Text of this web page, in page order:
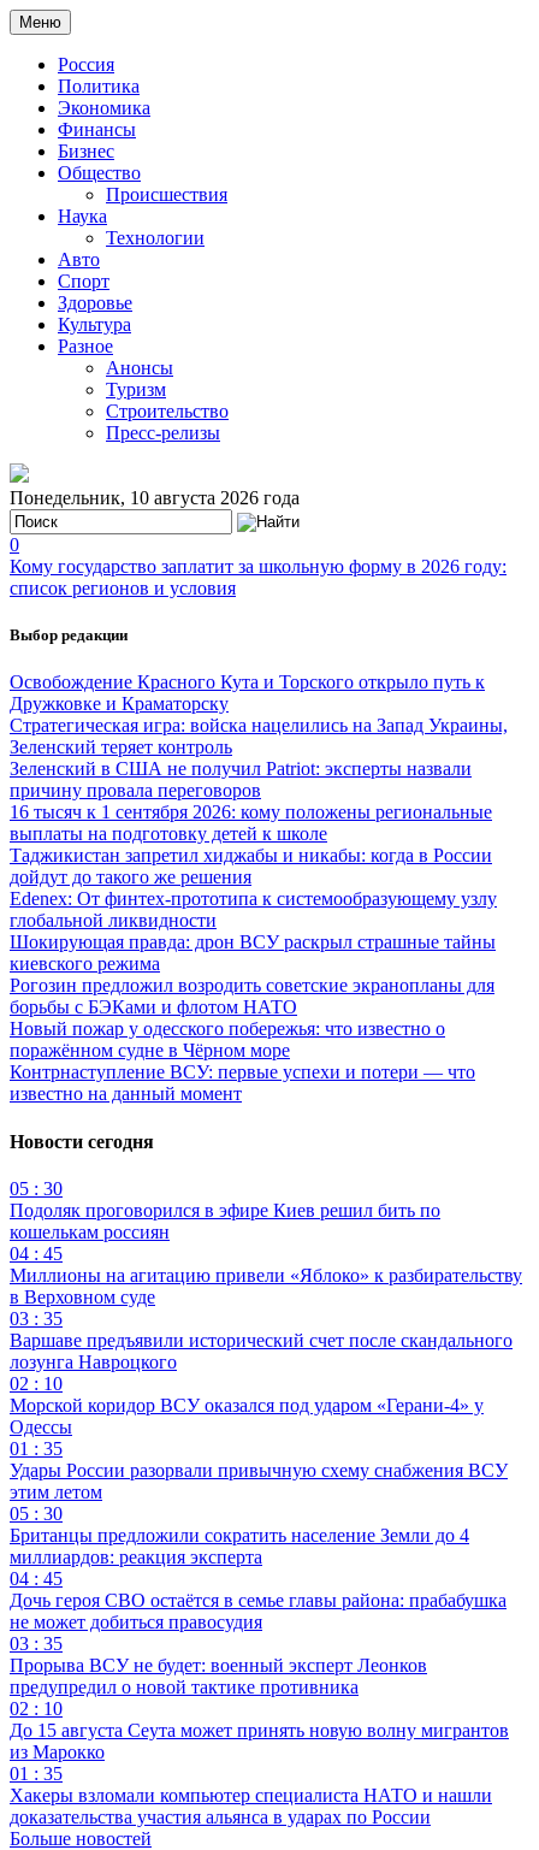
Меню
Россия
Политика
Экономика
Финансы
Бизнес
Общество
Происшествия
Наука
Технологии
Авто
Спорт
Здоровье
Культура
Разное
Анонсы
Туризм
Строительство
Пресс-релизы
Понедельник, 10 августа 2026 года
0
Кому государство заплатит за школьную форму в 2026 году:
список регионов и условия
Выбор редакции
Освобождение Красного Кута и Торского открыло путь к
Дружковке и Краматорску
Стратегическая игра: войска нацелились на Запад Украины,
Зеленский теряет контроль
Зеленский в США не получил Patriot: эксперты назвали
причину провала переговоров
16 тысяч к 1 сентября 2026: кому положены региональные
выплаты на подготовку детей к школе
Таджикистан запретил хиджабы и никабы: когда в России
дойдут до такого же решения
Edenex: От финтех-прототипа к системообразующему узлу
глобальной ликвидности
Шокирующая правда: дрон ВСУ раскрыл страшные тайны
киевского режима
Рогозин предложил возродить советские экранопланы для
борьбы с БЭКами и флотом НАТО
Новый пожар у одесского побережья: что известно о
поражённом судне в Чёрном море
Контрнаступление ВСУ: первые успехи и потери — что
известно на данный момент
Новости сегодня
05 : 30
Подоляк проговорился в эфире Киев решил бить по
кошелькам россиян
04 : 45
Миллионы на агитацию привели «Яблоко» к разбирательству
в Верховном суде
03 : 35
Варшаве предъявили исторический счет после скандального
лозунга Навроцкого
02 : 10
Морской коридор ВСУ оказался под ударом «Герани-4» у
Одессы
01 : 35
Удары России разорвали привычную схему снабжения ВСУ
этим летом
05 : 30
Британцы предложили сократить население Земли до 4
миллиардов: реакция эксперта
04 : 45
Дочь героя СВО остаётся в семье главы района: прабабушка
не может добиться правосудия
03 : 35
Прорыва ВСУ не будет: военный эксперт Леонков
предупредил о новой тактике противника
02 : 10
До 15 августа Сеута может принять новую волну мигрантов
из Марокко
01 : 35
Хакеры взломали компьютер специалиста НАТО и нашли
доказательства участия альянса в ударах по России
Больше новостей